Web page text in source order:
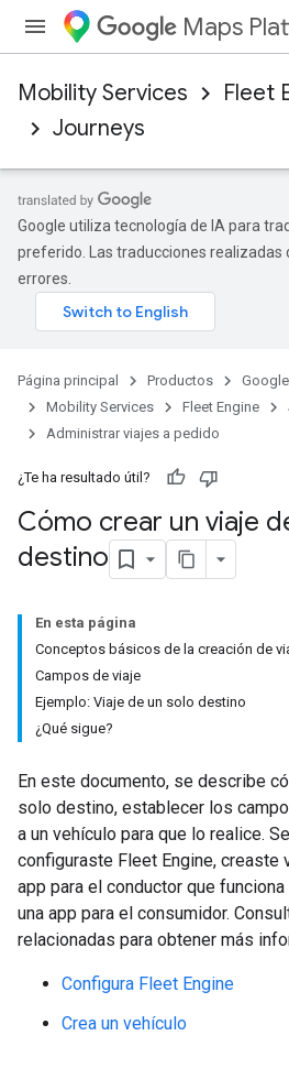
Maps
Mobility Services
Fleet
Journeys
Google utiliza tecnología de IA para
preferido. Las traducciones realizadas
errores.
Página principal Productos
Mobility Services
Fleet Engine
Administrar viajes a pedido
¿Te ha resultado útil?
Cómo crear un viaje
destino
En esta página
Conceptos básicos de la creación de
Campos de viaje
Ejemplo: Viaje de un solo destino
¿Qué sigue?
En este documento, se describe
solo destino, establecer los
a un vehículo para que lo realice.
configuraste Fleet Engine, creaste
app para el conductor que
una app para el consumidor.
relacionadas para obtener más
Configura Fleet Engine
Crea un vehículo